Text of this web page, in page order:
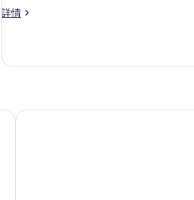
相
1
特
人
詳情
尊
1
雙 廈門佳逸酒店，希爾頓格芮精選酒店